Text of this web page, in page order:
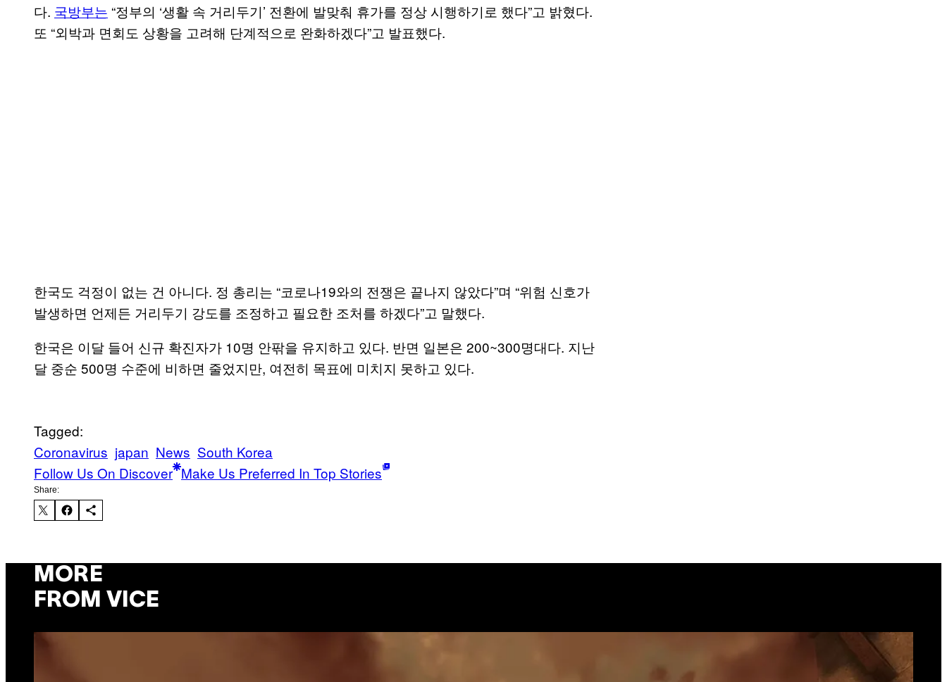
다. 국방부는 “정부의 ‘생활 속 거리두기’ 전환에 발맞춰 휴가를 정상 시행하기로 했다”고 밝혔다.
또 “외박과 면회도 상황을 고려해 단계적으로 완화하겠다”고 발표했다.
한국도 걱정이 없는 건 아니다. 정 총리는 “코로나19와의 전쟁은 끝나지 않았다”며 “위험 신호가
발생하면 언제든 거리두기 강도를 조정하고 필요한 조처를 하겠다”고 말했다.
한국은 이달 들어 신규 확진자가 10명 안팎을 유지하고 있다. 반면 일본은 200~300명대다. 지난
달 중순 500명 수준에 비하면 줄었지만, 여전히 목표에 미치지 못하고 있다.
Tagged:
Coronavirus japan News South Korea
Follow Us On Discover Make Us Preferred In Top Stories
Share:
MORE
FROM VICE